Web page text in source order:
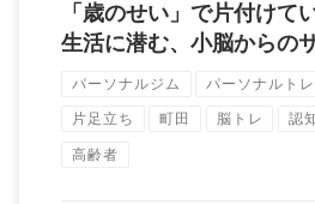
「歳のせい」で片付けて
生活に潜む、小脳からの
パーソナルジム パーソナルト
片足立ち 町田 脳トレ 認
高齢者